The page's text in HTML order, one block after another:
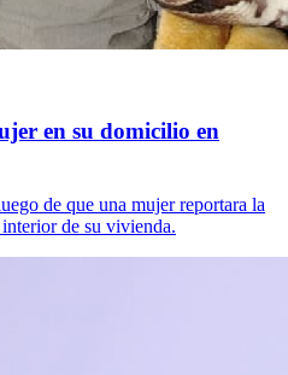
en su domicilio en
de que una mujer reportara la
de su vivienda.